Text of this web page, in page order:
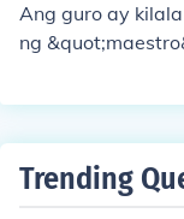
Ang guro ay
ng
inatawag din
a ibang
Trending